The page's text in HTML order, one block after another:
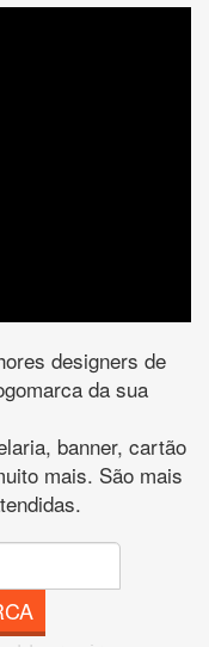
designers de
da sua
banner, cartão
mais. São mais